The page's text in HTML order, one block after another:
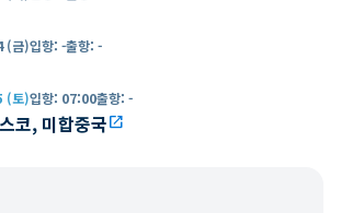
(금)입항: -출항: -
(토)입항: 07:00출항: -
코, 미합중국open_in_new